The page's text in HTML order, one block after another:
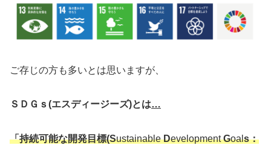
ご存じの方も多いとは思いますが、
ＳＤＧｓ(エスディージーズ)とは…
「持続可能な開発目標(SustainableDevelopmentGoals：